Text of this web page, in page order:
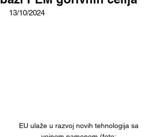
13/10/2024
EU ulaže u razvoj novih tehnologija sa